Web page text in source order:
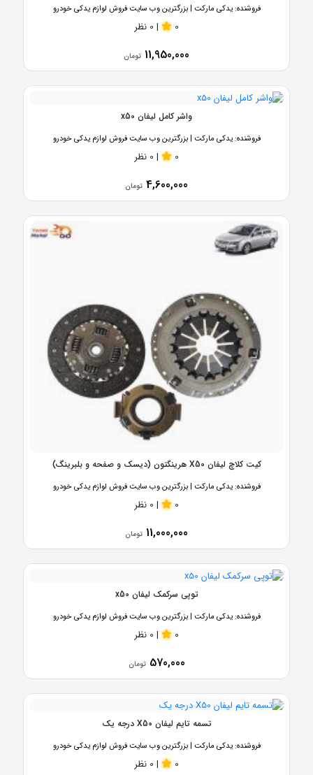
فروشنده: یدکی مارکت | بزرگترین وب سایت فروش لوازم یدکی خودرو
0
| 0 نظر
11,950,000 تومان
واشر کامل لیفان x50
فروشنده: یدکی مارکت | بزرگترین وب سایت فروش لوازم یدکی خودرو
0
| 0 نظر
4,600,000 تومان
کیت کلاچ لیفان X50 هرینگتون (دیسک و صفحه و بلبرینگ)
فروشنده: یدکی مارکت | بزرگترین وب سایت فروش لوازم یدکی خودرو
0
| 0 نظر
11,000,000 تومان
توپی سرکمک لیفان x50
فروشنده: یدکی مارکت | بزرگترین وب سایت فروش لوازم یدکی خودرو
0
| 0 نظر
570,000 تومان
تسمه تایم لیفان X50 درجه یک
فروشنده: یدکی مارکت | بزرگترین وب سایت فروش لوازم یدکی خودرو
0
| 0 نظر